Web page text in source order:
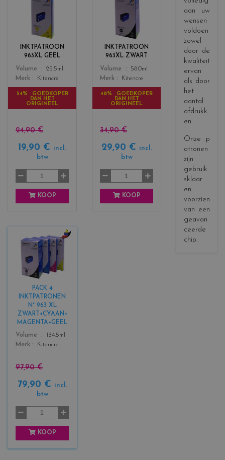
INKTPATROON
963XL GEEL
Color
r
y
l
o
Volume
25.5ml
Merk
Kitencre
54% GOEDKOPER
DAN HET
ORIGINEEL
24,90 €
19,90 €
incl.
btw
KOOP
INKTPATROON
963XL ZWART
Color
r
s
b
a
k
Volume
58.0ml
Merk
Kitencre
48% GOEDKOPER
DAN HET
ORIGINEEL
34,90 €
29,90 €
incl.
btw
KOOP
PACK 4
INKTPATRONEN
N° 963 XL
ZWART+CYAAN+
MAGENTA+GEEL
Color
c
l
s
b
l
Volume
134.5ml
Merk
Kitencre
97,90 €
79,90 €
incl.
btw
KOOP
aan uw
wensen
voldoen
zowel
door de
kwaliteit
ervan
als door
het
aantal
afdrukk
en.
Onze p
atronen
zijn
gebruik
sklaar
en
voorzien
van een
geavan
ceerde
chip.